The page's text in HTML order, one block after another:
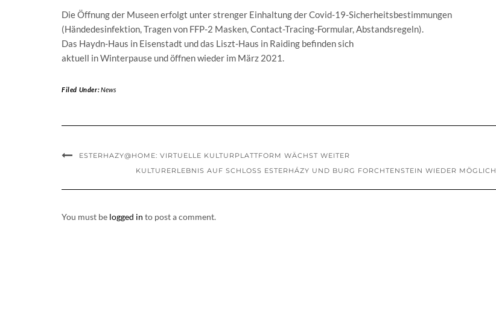
Die Öffnung der Museen erfolgt unter strenger Einhaltung der Covid-19-Sicherheitsbestimmungen
(Händedesinfektion, Tragen von FFP-2 Masken, Contact-Tracing-Formular, Abstandsregeln).
Das Haydn-Haus in Eisenstadt und das Liszt-Haus in Raiding befinden sich
aktuell in Winterpause und öffnen wieder im März 2021.
Filed Under:News
ESTERHAZY@HOME: VIRTUELLE KULTURPLATTFORM WÄCHST WEITER
KULTURERLEBNIS AUF SCHLOSS ESTERHÁZY UND BURG FORCHTENSTEIN WIEDER MÖGLICH
You must be logged in to post a comment.